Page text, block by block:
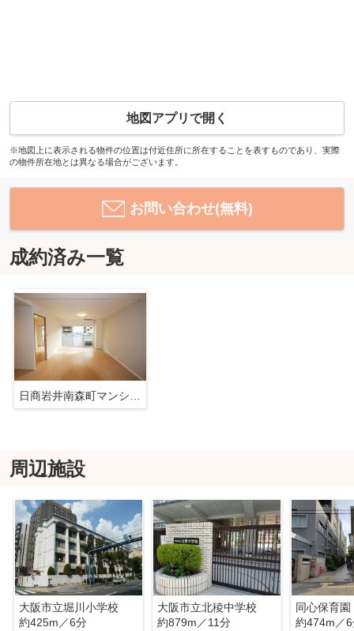
地図アプリで開く
※地図上に表示される物件の位置は付近住所に所在することを表すものであり、実際
の物件所在地とは異なる場合がございます。
お問い合わせ(無料)
成約済み一覧
日商岩井南森町マンション
周辺施設
大阪市立堀川小学校
約425m／6分
大阪市立北稜中学校
約879m／11分
同心保育園
約474m／